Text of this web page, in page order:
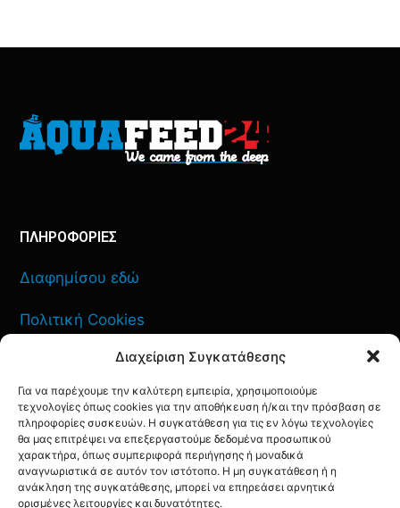
Διαχείριση Συγκατάθεσης
Για να παρέχουμε την καλύτερη εμπειρία, χρησιμοποιούμε
τεχνολογίες όπως cookies για την αποθήκευση ή/και την πρόσβαση σε
πληροφορίες συσκευών. Η συγκατάθεση για τις εν λόγω τεχνολογίες
θα μας επιτρέψει να επεξεργαστούμε δεδομένα προσωπικού
χαρακτήρα, όπως συμπεριφορά περιήγησης ή μοναδικά
αναγνωριστικά σε αυτόν τον ιστότοπο. Η μη συγκατάθεση ή η
ανάκληση της συγκατάθεσης, μπορεί να επηρεάσει αρνητικά
ορισμένες λειτουργίες και δυνατότητες.
ΠΛΗΡΟΦΟΡΙΕΣ
Διαφημίσου εδώ
Πολιτική Cookies
Πολιτική Απορρήτου
ΕΠΙΚΟΙΝΩΝΙΑ